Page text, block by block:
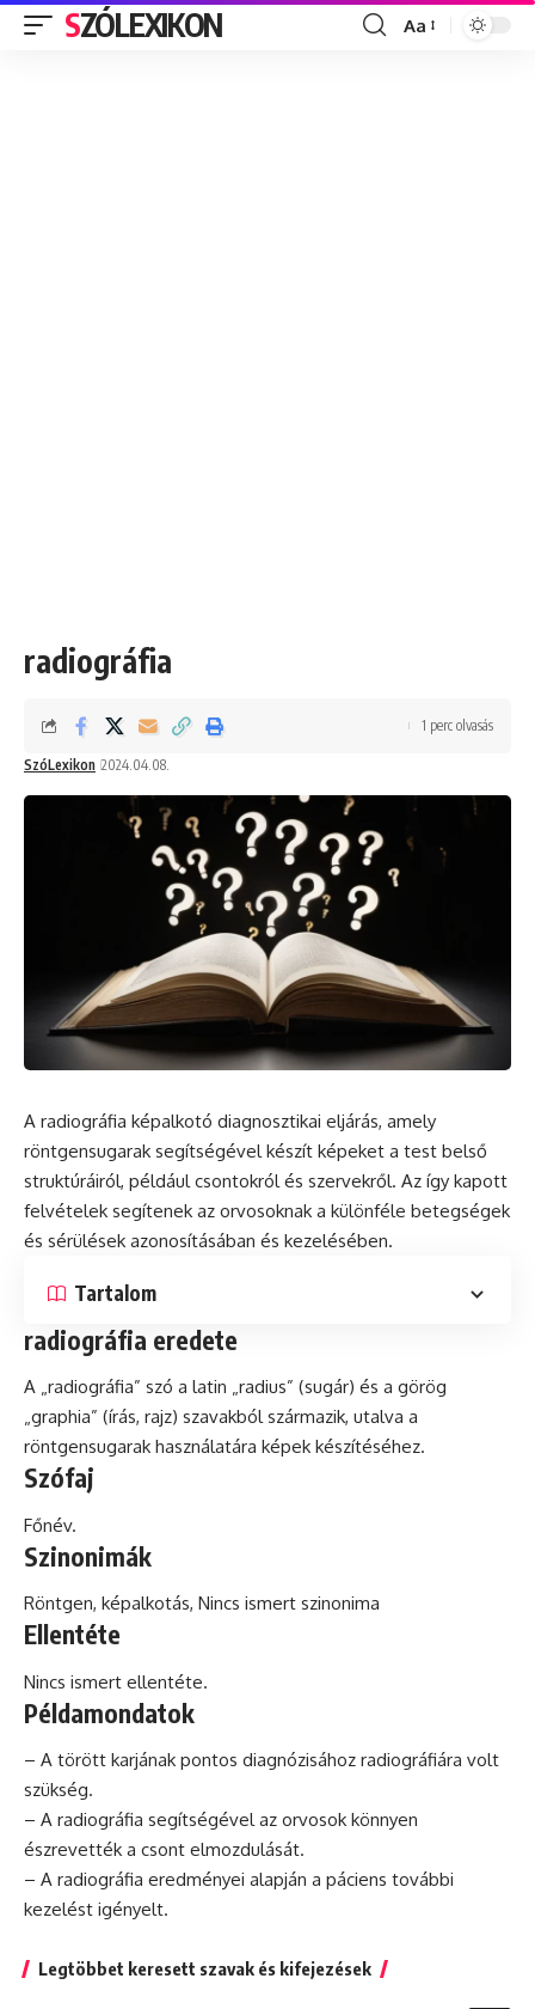
SZÓLEXIKON
Font
Aa
radiográfia
SzóLexikon 2024.04.08.
1 perc olvasás
A radiográfia képalkotó diagnosztikai eljárás, amely
röntgensugarak segítségével készít képeket a test belső
struktúráiról, például csontokról és szervekről. Az így kapott
felvételek segítenek az orvosoknak a különféle betegségek
és sérülések azonosításában és kezelésében.
Tartalom
radiográfia eredete
A „radiográfia” szó a latin „radius” (sugár) és a görög
„graphia” (írás, rajz) szavakból származik, utalva a
röntgensugarak használatára képek készítéséhez.
Szófaj
Főnév.
Szinonimák
Röntgen, képalkotás, Nincs ismert szinonima
Ellentéte
Nincs ismert ellentéte.
Példamondatok
– A törött karjának pontos diagnózisához radiográfiára volt
szükség.
– A radiográfia segítségével az orvosok könnyen
észrevették a csont elmozdulását.
– A radiográfia eredményei alapján a páciens további
kezelést igényelt.
Legtöbbet keresett szavak és kifejezések